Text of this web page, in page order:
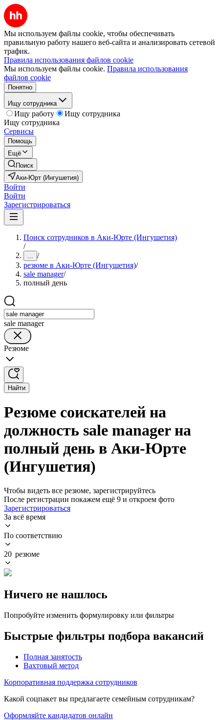
Мы используем файлы cookie, чтобы обеспечивать
правильную работу нашего веб-сайта и анализировать сетевой
трафик.
Правила использования файлов cookie
Мы используем файлы cookie. Правила использования
файлов cookie
Понятно
Ищу сотрудника
Ищу работу
Ищу сотрудника
Ищу сотрудника
Сервисы
Помощь
Ещё
Поиск
Аки-Юрт (Ингушетия)
Войти
Войти
Зарегистрироваться
Поиск сотрудников в Аки-Юрте (Ингушетия)
/
... /
резюме в Аки-Юрте (Ингушетия)/
sale manager/
полный день
sale manager
Резюме
Найти
Резюме соискателей на
должность sale manager на
полный день в Аки-Юрте
(Ингушетия)
Чтобы видеть все резюме, зарегистрируйтесь
После регистрации покажем ещё 9 и откроем фото
Зарегистрироваться
За всё время
По соответствию
20 резюме
Ничего не нашлось
Попробуйте изменить формулировку или фильтры
Быстрые фильтры подбора вакансий
Полная занятость
Вахтовый метод
Корпоративная поддержка сотрудников
Какой соцпакет вы предлагаете семейным сотрудникам?
Оформляйте кандидатов онлайн